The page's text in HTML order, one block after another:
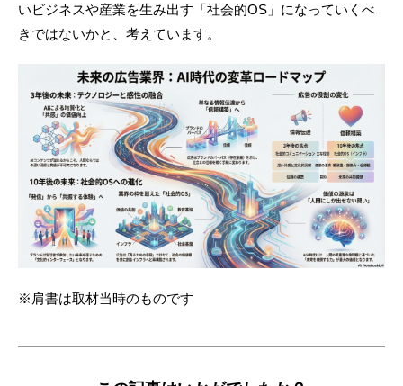
いビジネスや産業を生み出す「社会的OS」になっていくべ
きではないかと、考えています。
※肩書は取材当時のものです